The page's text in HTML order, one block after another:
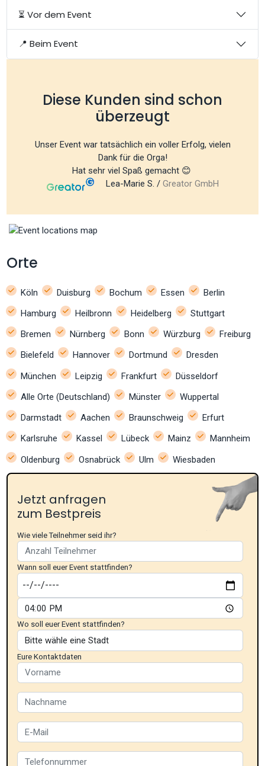
⏳ Vor dem Event
📍 Beim Event
Diese Kunden sind schon
überzeugt
Unser Event war tatsächlich ein voller Erfolg, vielen
Dank für die Orga!
Hat sehr viel Spaß gemacht 😊
Lea-Marie S. / Greator GmbH
Orte
Köln Duisburg Bochum Essen
Berlin
Hamburg
Heilbronn Heidelberg
Stuttgart
Bremen
Nürnberg Bonn Würzburg
Freiburg
Bielefeld
Hannover Dortmund
Dresden
München
Leipzig Frankfurt
Düsseldorf
Alle Orte (Deutschland)
Münster
Wuppertal
Darmstadt
Aachen Braunschweig
Erfurt
Karlsruhe
Kassel Lübeck Mainz
Mannheim
Oldenburg
Osnabrück Ulm Wiesbaden
Jetzt anfragen
zum Bestpreis
Wie viele Teilnehmer seid ihr?
Wann soll euer Event stattfinden?
Wo soll euer Event stattfinden?
Eure Kontaktdaten